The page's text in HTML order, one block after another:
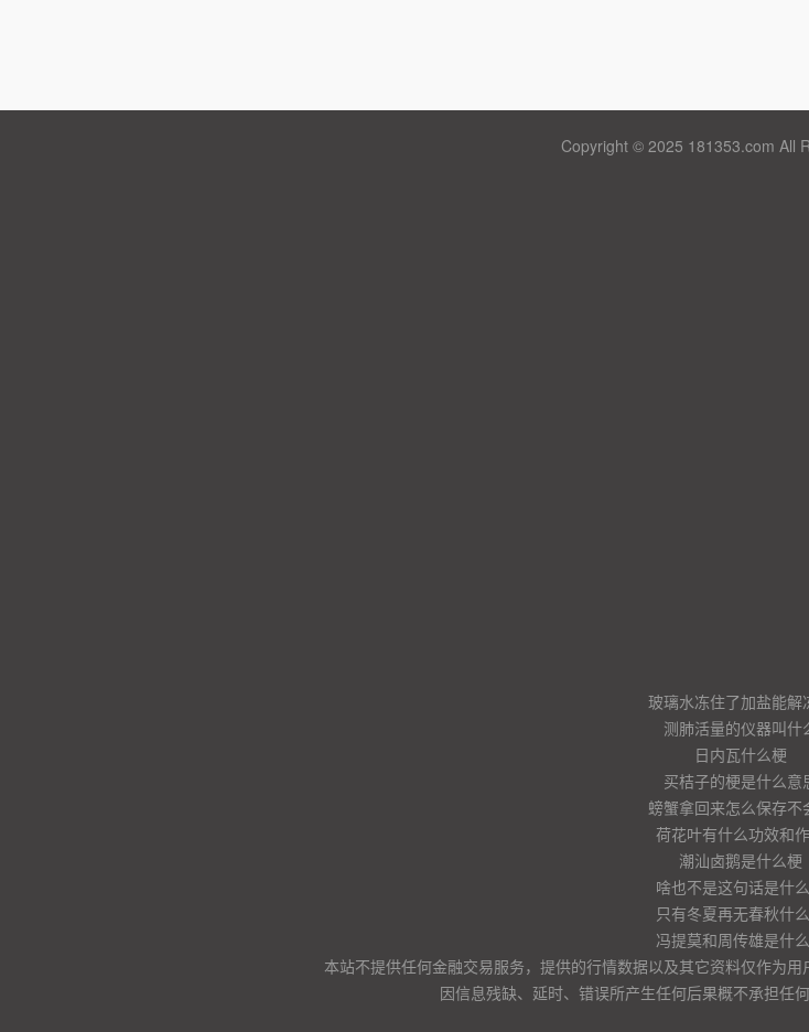
Copyright © 2025 181353.com All
玻璃水冻住了加盐能解
测肺活量的仪器叫什
日内瓦什么梗
买桔子的梗是什么意
螃蟹拿回来怎么保存不
荷花叶有什么功效和
潮汕卤鹅是什么梗
啥也不是这句话是什
只有冬夏再无春秋什
冯提莫和周传雄是什
本站不提供任何金融交易服务，提供的行情数据以及其它资料仅作为
因信息残缺、延时、错误所产生任何后果概不承担任